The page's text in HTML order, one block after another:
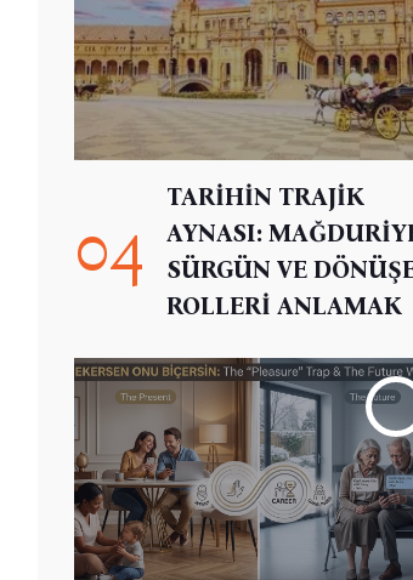
04
TARİHİN TRAJİK
AYNASI:
SÜRGÜN VE
ROLLERİ ANLAMAK